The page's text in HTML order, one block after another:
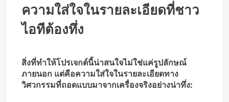
ความใส่ใจในรายละเอียดที่ชาว
ไอทีต้องทึ่ง
สิ่งที่ทำให้โปรเจกต์นี้น่าสนใจไม่ใช่แค่รูปลักษณ์
ภายนอก แต่คือความใส่ใจในรายละเอียดทาง
วิศวกรรมที่ถอดแบบมาจากเครื่องจริงอย่างน่าทึ่ง: